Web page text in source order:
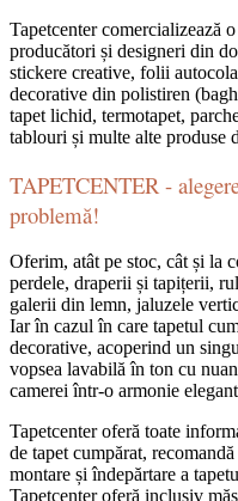
Tapetcenter comercializează
producători și designeri din
stickere creative, folii
decorative din polistiren
tapet lichid, termotapet,
tablouri și multe alte produse
TAPETCENTER -
problemă!
Oferim, atât pe stoc, cât și la
perdele, draperii și tapițerii,
galerii din lemn, jaluzele
Iar în cazul în care tapetul
decorative, acoperind un
vopsea lavabilă în ton cu
camerei într-o armonie
Tapetcenter oferă toate
de tapet cumpărat,
montare și îndepărtare a
Tapetcenter oferă inclusiv